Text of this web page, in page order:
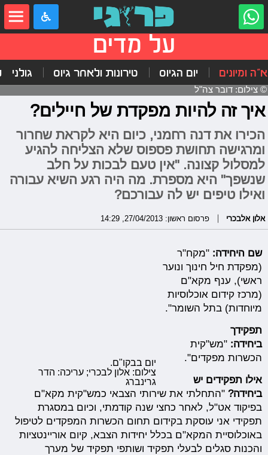
על מדים
ומיונים יום הגיוס טירונות ולאחר גיוס גולני
© צילום: דובר צה"ל
איך זה להיות מפקדת של חיילים?
הכירו את דנה רחמני, כיום היא לקראת שחרור
ומרגישה תחושת פספוס שלא הצליחה להגיע
למסלול קצונה. "אין טעם לבכות על חלב
שנשפך" היא מספרת. מה היה רגע השיא עבורה
ואילו טיפים יש לה עבורכם?
אלון אלבכרי פרסום ראשון: 27/04/2013, 14:29
יום בבקו"ם.
צילום: אלון לבכרי; עריכה: הדר
גרינברג
שם היחידה: "מקח"ר
(מפקדת חיל חינוך ונוער
ראשי), ענף מקא"ם
(מרכז קידום אוכלוסיות
מיוחדות) בתל השומר".
תפקידך
ביחידה: "מש"קית
הכשרות מפקדים".
אילו תפקידים יש
ביחידה?"התחלתי את שירותי הצבאי כמש"קית מקא"ם
בפיקוד אט"ל, לאחר כחצי שנה קודמתי, וכיום במסגרת
תפקידי אני עוסקת בקידום תחום הכשרות המפקדים לטיפול
באוכלוסיית המקא"ם בכלל יחידות הצבא, קיום אוריינטציות
והכנות סגלים לבעלי תפקיד ושותפי תפקיד של מערך